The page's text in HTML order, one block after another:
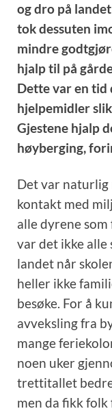
og dro på
tok dessuten
mindre
hjalp til på
Dette var en tid
hjelpemidler
Gjestene hjalp
høyberging,
Det var naturlig
kontakt med
alle dyrene
var det ikke alle
landet når
heller ikke
besøke. For å
avveksling fra
mange
noen uker
trettitallet
men da fikk folk